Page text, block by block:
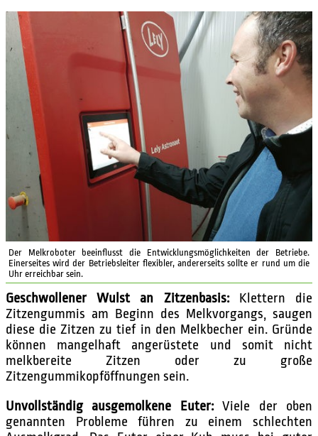
Der Melkroboter beeinflusst die Entwicklungsmöglichkeiten der Betriebe.
Einerseites wird der Betriebsleiter flexibler, andererseits sollte er rund um die
Uhr erreichbar sein.
Geschwollener Wulst an Zitzenbasis:Klettern die
Zitzengummis am Beginn des Melkvorgangs, saugen
diese die Zitzen zu tief in den Melkbecher ein. Gründe
können mangelhaft angerüstete und somit nicht
melkbereite Zitzen oder zu große
Zitzengummikopföffnungen sein.
Unvollständig ausgemolkene Euter:Viele der oben
genannten Probleme führen zu einem schlechten